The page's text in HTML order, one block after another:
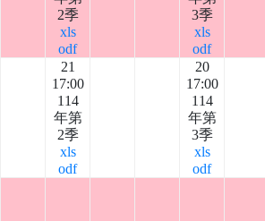
2季
xls
odf
3季
xls
odf
21
17:00
114
年第
2季
xls
odf
20
17:00
114
年第
3季
xls
odf